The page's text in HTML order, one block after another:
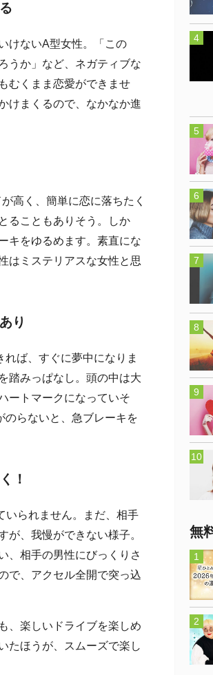
けないA型女性。「この
うか」など、ネガティブな
むくまま恋愛ができませ
けまくるので、なかなか進
高く、簡単に恋に落ちたく
ることもありそう。しか
キをゆるめます。素直にな
はミステリアスな女性と思
り
ば、すぐに夢中になりま
踏みっぱなし。頭の中は大
ートマークになっていそ
のらないと、急ブレーキを
！
られません。まだ、相手
が、我慢ができない様子。
、相手の男性にびっくりさ
で、アクセル全開で突っ込
、楽しいドライブを楽しめ
たほうが、スムーズで楽し
無